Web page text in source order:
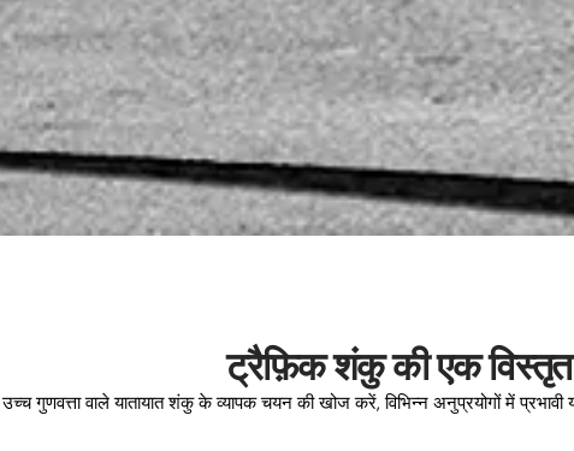
ट्रैफ़िक शंकु की एक
उच्च गुणवत्ता वाले यातायात शंकु के व्यापक चयन की खोज करें, विभिन्न अनुप्रयोगों में प्रभावी